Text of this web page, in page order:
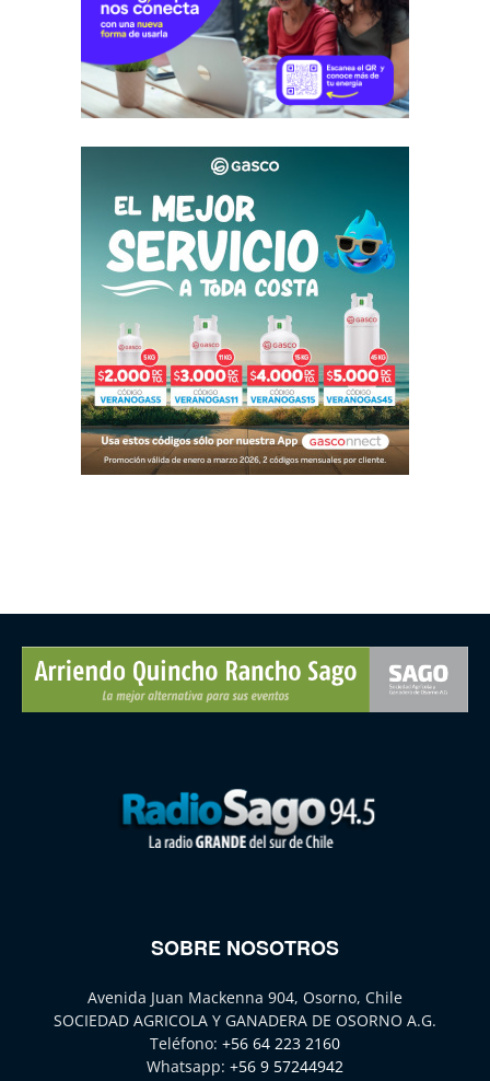
SOBRE NOSOTROS
Avenida Juan Mackenna 904, Osorno, Chile
SOCIEDAD AGRICOLA Y GANADERA DE OSORNO A.G.
Teléfono: +56 64 223 2160
Whatsapp: +56 9 57244942